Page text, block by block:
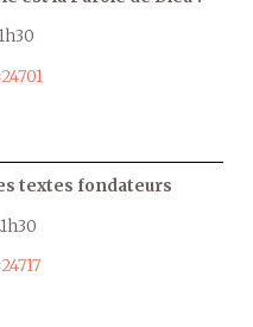
textes fondateurs